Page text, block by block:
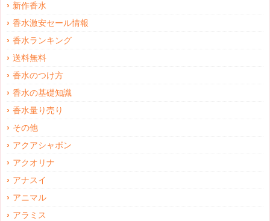
新作香水
香水激安セール情報
香水ランキング
送料無料
香水のつけ方
香水の基礎知識
香水量り売り
その他
アクアシャボン
アクオリナ
アナスイ
アニマル
アラミス